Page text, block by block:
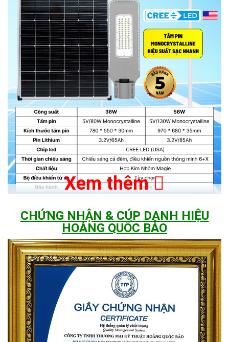
Xem thêm
CHỨNG NHẬN & CÚP DANH HIỆU
HOÀNG QUỐC BẢO